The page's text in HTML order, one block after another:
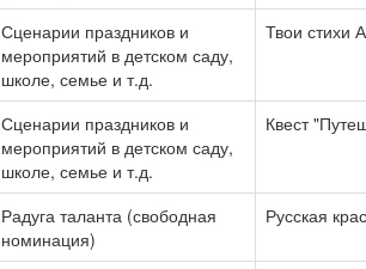
Сценарии праздников и
мероприятий в детском саду,
школе, семье и т.д.
Твои стихи
Сценарии праздников и
мероприятий в детском саду,
школе, семье и т.д.
Квест
Радуга таланта (свободная
номинация)
Русская